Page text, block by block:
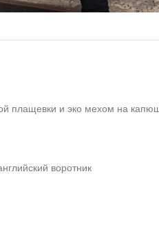
плащевки и эко мехом на
воротник